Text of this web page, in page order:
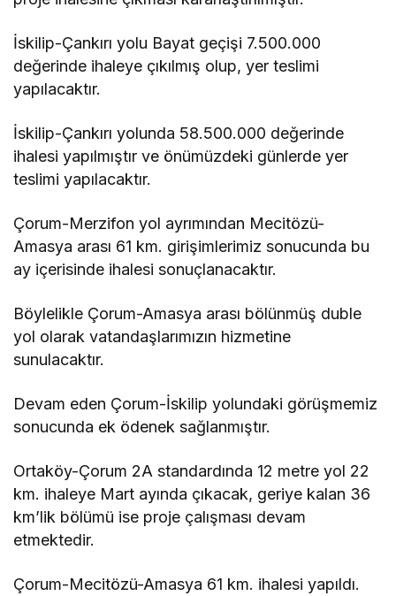
İskilip-Çankırı yolu Bayat geçişi 7.500.000
değerinde ihaleye çıkılmış olup, yer teslimi
yapılacaktır.
İskilip-Çankırı yolunda 58.500.000 değerinde
ihalesi yapılmıştır ve önümüzdeki günlerde yer
teslimi yapılacaktır.
Çorum-Merzifon yol ayrımından Mecitözü-
Amasya arası 61 km. girişimlerimiz sonucunda bu
ay içerisinde ihalesi sonuçlanacaktır.
Böylelikle Çorum-Amasya arası bölünmüş duble
yol olarak vatandaşlarımızın hizmetine
sunulacaktır.
Devam eden Çorum-İskilip yolundaki görüşmemiz
sonucunda ek ödenek sağlanmıştır.
Ortaköy-Çorum 2A standardında 12 metre yol 22
km. ihaleye Mart ayında çıkacak, geriye kalan 36
km’lik bölümü ise proje çalışması devam
etmektedir.
Çorum-Mecitözü-Amasya 61 km. ihalesi yapıldı.